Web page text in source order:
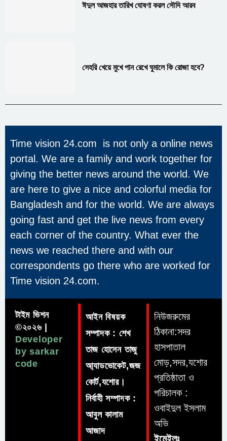
ঈদুল আজহার তারিখ ঘোষণা করল সৌদি আরব
সেহরি খেয়ে মুখে পান রেখে ঘুমালে কি রোজা হবে?
Time vision 24.com is not only a online news
portal. We are a family and work together for
giving the better news around the world. We
are here to give a nice and colorful media for
Bangladesh and for the world. We are always
going fast and get the live news from every
each corner of the country. What ever the
news we reached there and with our
correspondents go there who are worked for
Time vision 24.com.
টাইম ভিশন
©২০২৬ |
Developer
by sarkar
code
আইন বিষয়ক
সম্পাদক : শেখ
তাজ হোসেন তাজু
আ্যাডভোকেট,জজ
কোর্ট,যশোর।
নির্বাহী সম্পাদক :
আবুল কালাম
আজাদ
নিউজরুমের
ঠিকানা:সদর
হাসপাতাল
মোড়,সদর,যশোর
প্রতিষ্ঠাতা ও
পরিচালক :
ওবাইদুল ইসলাম
অভি
ইমেইলঃ